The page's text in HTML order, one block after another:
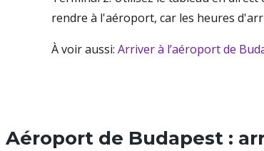
rendre à l'aéroport, car les heures
À voir aussi: Arriver à l’aéroport de
Aéroport de Budapest :